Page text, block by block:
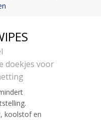
doekjes voor
koolstof en